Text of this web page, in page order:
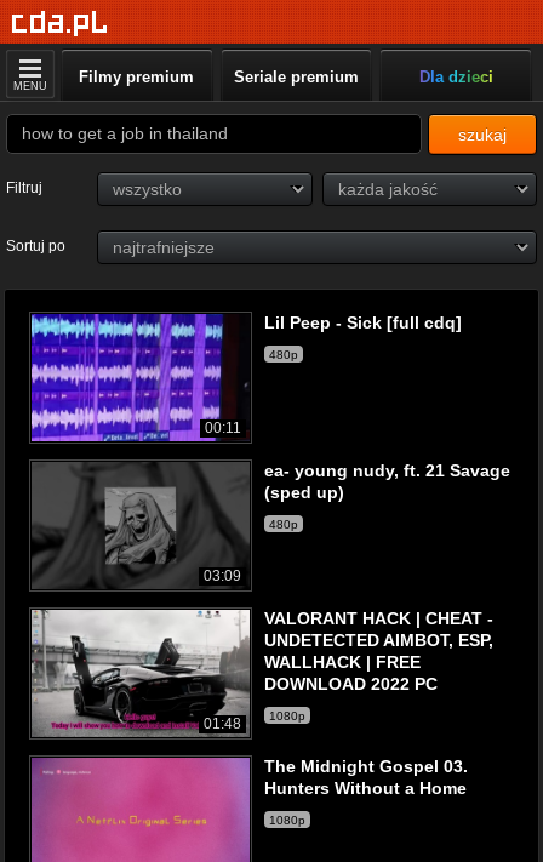
MENU Filmy premium Seriale premium Dla dzieci
szukaj
Filtruj
Sortuj po
00:11
Lil Peep - Sick [full cdq]
480p
03:09
ea- young nudy, ft. 21 Savage
(sped up)
480p
01:48
VALORANT HACK | CHEAT -
UNDETECTED AIMBOT, ESP,
WALLHACK | FREE
DOWNLOAD 2022 PC
1080p
The Midnight Gospel 03.
Hunters Without a Home
1080p